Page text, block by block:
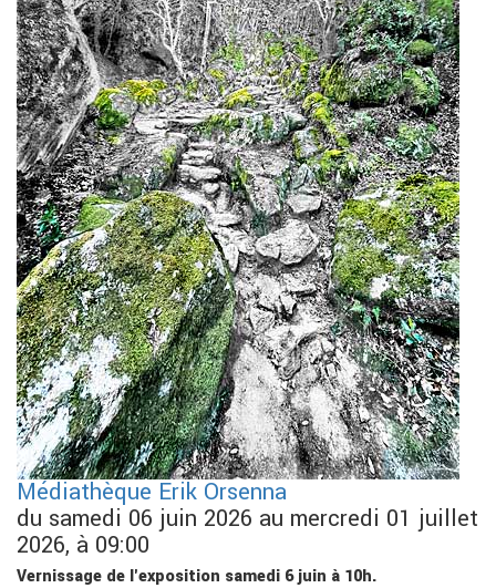
Médiathèque Erik Orsenna
du samedi 06 juin 2026 au mercredi 01 juillet
2026, à 09:00
Vernissage de l'exposition samedi 6 juin à 10h.